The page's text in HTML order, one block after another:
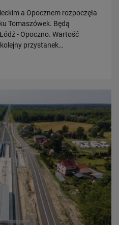
a Opocznem rozpoczęła
Tomaszówek. Będą
- Opoczno. Wartość
przystanek…